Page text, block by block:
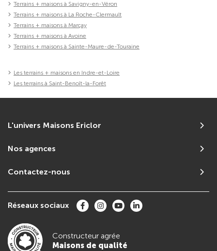
Terrains + maisons à Savigny-en-Véron
Terrains + maisons à La Roche-Clermault
Terrains + maisons à Marçay
Terrains + maisons à Avoine
Terrains + maisons à Sainte-Maure-de-Touraine
Les terrains + maisons en Indre-et-Loire
Les terrains à Saint-Benoît-la-Forêt
L'univers Maisons Ericlor
Nos agences
Contactez-nous
Réseaux sociaux
Constructeur agrée
Maisons de qualité